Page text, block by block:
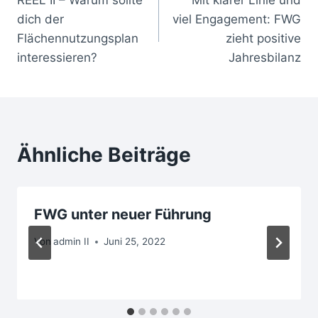
dich der
Flächennutzungsplan
interessieren?
viel Engagement: FWG
zieht positive
Jahresbilanz
Ähnliche Beiträge
FWG unter neuer Führung
Von admin II Juni 25, 2022